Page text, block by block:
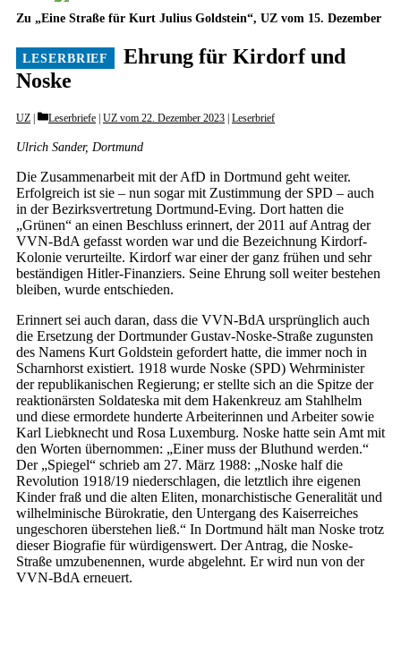
Zu „Eine Straße für Kurt Julius Goldstein“, UZ vom 15. Dezember
Ehrung für Kirdorf und
Noske
UZ Categories
Leserbriefe UZ vom 22. Dezember 2023 Leserbrief
Ulrich Sander, Dortmund
Die Zusammenarbeit mit der AfD in Dortmund geht weiter.
Erfolgreich ist sie – nun sogar mit Zustimmung der SPD – auch
in der Bezirksvertretung Dortmund-Eving. Dort hatten die
„Grünen“ an einen Beschluss erinnert, der 2011 auf Antrag der
VVN-BdA gefasst worden war und die Bezeichnung Kirdorf-
Kolonie verurteilte. Kirdorf war einer der ganz frühen und sehr
beständigen Hitler-Finanziers. Seine Ehrung soll weiter bestehen
bleiben, wurde entschieden.
Erinnert sei auch daran, dass die VVN-BdA ursprünglich auch
die Ersetzung der Dortmunder Gustav-Noske-Straße zugunsten
des Namens Kurt Goldstein gefordert hatte, die immer noch in
Scharnhorst existiert. 1918 wurde Noske (SPD) Wehrminister
der republikanischen Regierung; er stellte sich an die Spitze der
reaktionärsten Soldateska mit dem Hakenkreuz am Stahlhelm
und diese ermordete hunderte Arbeiterinnen und Arbeiter sowie
Karl Liebknecht und Rosa Luxemburg. Noske hatte sein Amt mit
den Worten übernommen: „Einer muss der Bluthund werden.“
Der „Spiegel“ schrieb am 27. März 1988: „Noske half die
Revolution 1918/19 niederschlagen, die letztlich ihre eigenen
Kinder fraß und die alten Eliten, monarchistische Generalität und
wilhelminische Bürokratie, den Untergang des Kaiserreiches
ungeschoren überstehen ließ.“ In Dortmund hält man Noske trotz
dieser Biografie für würdigenswert. Der Antrag, die Noske-
Straße umzubenennen, wurde abgelehnt. Er wird nun von der
VVN-BdA erneuert.